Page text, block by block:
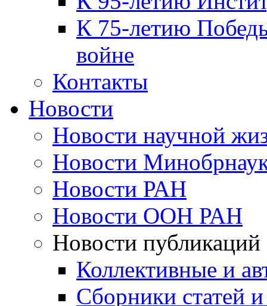
К 75-летию
войне
Контакты
Новости
Новости научной
Новости
Новости РАН
Новости ООН РАН
Новости публикаций
Коллективные и
Сборники статей